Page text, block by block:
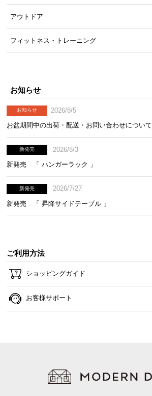
アウトドア
フィットネス・トレーニング
お知らせ
お知らせ
2026/8/5
お盆期間中の出荷・配送・お問い合わせについて
新発売
2026/8/3
新発売 「 ハンガーラック 」
新発売
2026/7/27
新発売 「 昇降サイドテーブル 」
ご利用方法
ショッピングガイド
お客様サポート